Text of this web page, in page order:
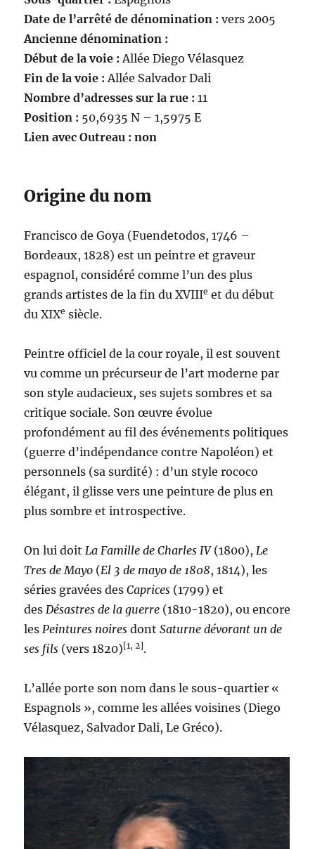
Date de l’arrêté de dénomination : vers 2005
Ancienne dénomination :
Début de la voie : Allée Diego Vélasquez
Fin de la voie : Allée Salvador Dali
Nombre d’adresses sur la rue : 11
Position : 50,6935 N – 1,5975 E
Lien avec Outreau : non
Origine du nom
Francisco de Goya (Fuendetodos, 1746 –
Bordeaux, 1828) est un peintre et graveur
espagnol, considéré comme l’un des plus
grands artistes de la fin du XVIIIe et du début
du XIXe siècle.
Peintre officiel de la cour royale, il est souvent
vu comme un précurseur de l’art moderne par
son style audacieux, ses sujets sombres et sa
critique sociale. Son œuvre évolue
profondément au fil des événements politiques
(guerre d’indépendance contre Napoléon) et
personnels (sa surdité) : d’un style rococo
élégant, il glisse vers une peinture de plus en
plus sombre et introspective.
On lui doit La Famille de Charles IV(1800), Le
Tres de Mayo (El 3 de mayo de 1808, 1814), les
séries gravées desCaprices (1799) et
des Désastres de la guerre (1810-1820), ou encore
les Peintures noires dontSaturne dévorant un de
ses fils (vers 1820)[1, 2].
L’allée porte son nom dans le sous-quartier «
Espagnols », comme les allées voisines (Diego
Vélasquez, Salvador Dali, Le Gréco).